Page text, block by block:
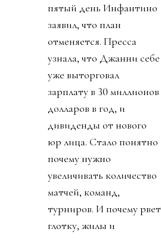
пятый день Инфантино
заявил, что план
отменяется. Пресса
узнала, что Джанни себе
уже выторговал
зарплату в 30 миллионов
долларов в год, и
дивиденды от нового
юр лица. Стало понятно
почему нужно
увеличивать количество
матчей, команд,
турниров. И почему рвет
глотку, жилы и